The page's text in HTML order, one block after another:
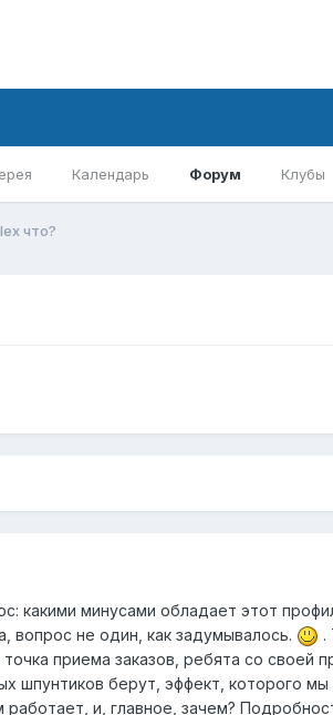
Календарь Форум Клубы
что?
какими минусами обладает этот
вопрос не один, как задумывалось.
.
приема заказов, ребята со своей
шпунтиков берут, эффект, которого
и, главное, зачем?